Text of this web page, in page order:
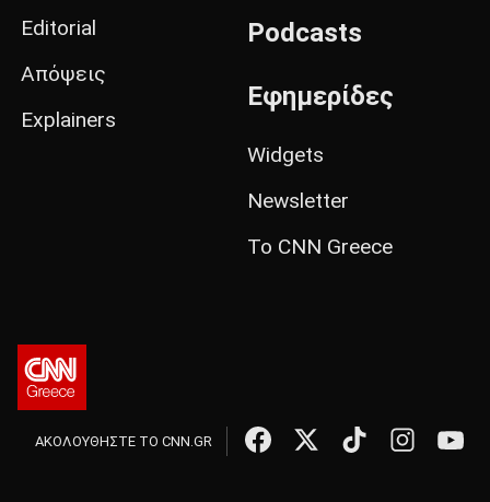
Editorial
Απόψεις
Explainers
Podcasts
Εφημερίδες
Widgets
Newsletter
Το CNN Greece
ΑΚΟΛΟΥΘΗΣΤΕ ΤΟ CNN.GR